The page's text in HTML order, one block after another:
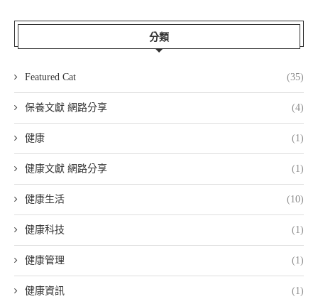
分類
Featured Cat (35)
保養文獻 網路分享 (4)
健康 (1)
健康文獻 網路分享 (1)
健康生活 (10)
健康科技 (1)
健康管理 (1)
健康資訊 (1)